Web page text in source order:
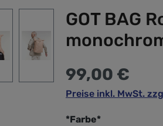
GOT BAG
99,00 €
Preise inkl. MwSt.
*Farbe*auswählen